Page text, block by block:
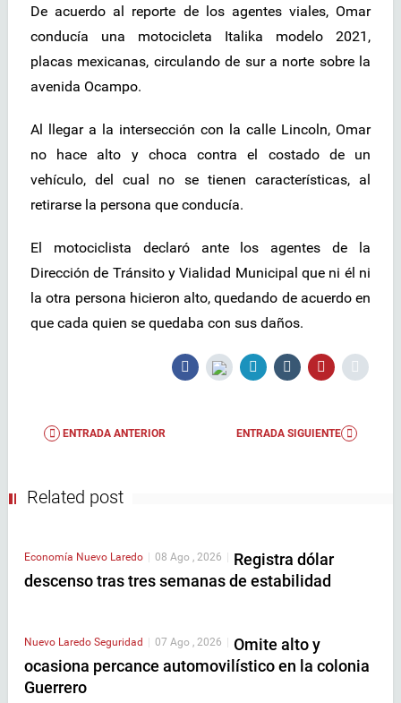
De acuerdo al reporte de los agentes viales, Omar
conducía una motocicleta Italika modelo 2021,
placas mexicanas, circulando de sur a norte sobre la
avenida Ocampo.
Al llegar a la intersección con la calle Lincoln, Omar
no hace alto y choca contra el costado de un
vehículo, del cual no se tienen características, al
retirarse la persona que conducía.
El motociclista declaró ante los agentes de la
Dirección de Tránsito y Vialidad Municipal que ni él ni
la otra persona hicieron alto, quedando de acuerdo en
que cada quien se quedaba con sus daños.
ENTRADA ANTERIOR ENTRADA SIGUIENTE
Related post
Economía Nuevo Laredo 08 Ago , 2026
Registra dólar
descenso tras tres semanas de estabilidad
Nuevo Laredo Seguridad | 07 Ago , 2026 | Omite alto y
ocasiona percance automovilístico en la colonia
Guerrero